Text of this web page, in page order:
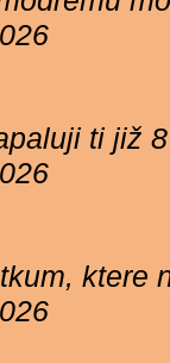
ti již
ktere